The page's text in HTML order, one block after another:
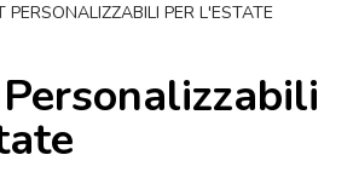
PERSONALIZZABILI PER L'ESTATE